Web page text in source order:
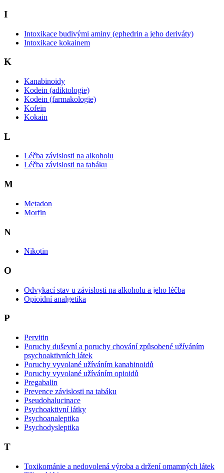
I
Intoxikace budivými aminy (ephedrin a jeho deriváty)
Intoxikace kokainem
K
Kanabinoidy
Kodein (adiktologie)
Kodein (farmakologie)
Kofein
Kokain
L
Léčba závislosti na alkoholu
Léčba závislosti na tabáku
M
Metadon
Morfin
N
Nikotin
O
Odvykací stav u závislosti na alkoholu a jeho léčba
Opioidní analgetika
P
Pervitin
Poruchy duševní a poruchy chování způsobené užíváním
psychoaktivních látek
Poruchy vyvolané užíváním kanabinoidů
Poruchy vyvolané užíváním opioidů
Pregabalin
Prevence závislosti na tabáku
Pseudohalucinace
Psychoaktivní látky
Psychoanaleptika
Psychodysleptika
T
Toxikománie a nedovolená výroba a držení omamných látek